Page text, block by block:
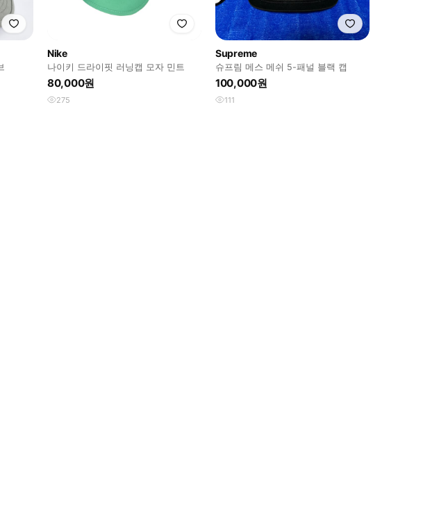
브
Nike
나이키 드라이핏 러닝캡 모자 민트
80,000원
275
Supreme
슈프림 메스 메쉬 5-패널 블랙 캡
100,000원
111